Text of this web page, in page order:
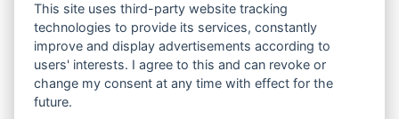
Neue Straße6
24610 Trappenkamp
Telefon:04323 924 336
E-Mail:info@zimmerei-prahm.de
This site uses third-party website tracking
technologies to provide its services, constantly
improve and display advertisements according to
users' interests. I agree to this and can revoke or
change my consent at any time with effect for the
future.